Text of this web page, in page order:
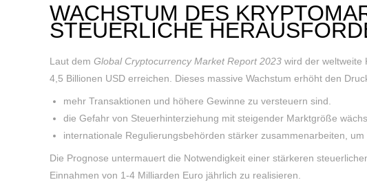
WACHSTUM DES
STEUERLICHE
Laut dem Global Cryptocurrency Market Report 2023 wird der weltweite
4,5 Billionen USD erreichen. Dieses massive Wachstum erhöht den
mehr Transaktionen und höhere Gewinne zu versteuern sind.
die Gefahr von Steuerhinterziehung mit steigender Marktgröße
internationale Regulierungsbehörden stärker zusammenarbeiten, um
Die Prognose untermauert die Notwendigkeit einer stärkeren
Einnahmen von 1-4 Milliarden Euro jährlich zu realisieren.